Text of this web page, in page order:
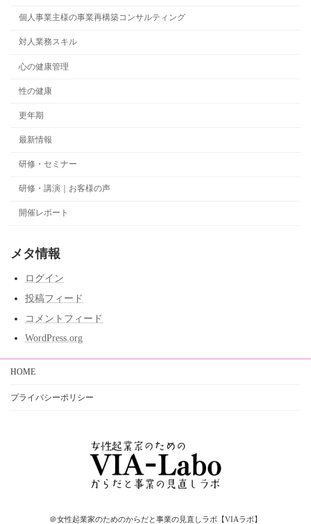
個人事業主様の事業再構築コンサルティング
対人業務スキル
心の健康管理
性の健康
更年期
最新情報
研修・セミナー
研修・講演｜お客様の声
開催レポート
メタ情報
ログイン
投稿フィード
コメントフィード
WordPress.org
HOME
プライバシーポリシー
＠女性起業家のためのからだと事業の見直しラボ【VIAラボ】